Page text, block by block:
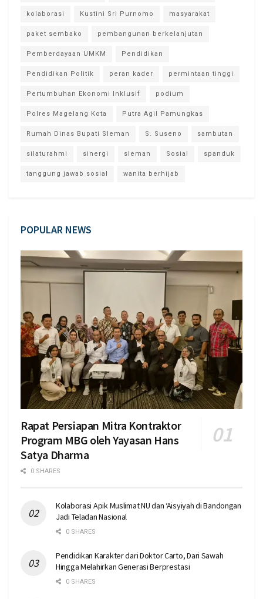
kolaborasi Kustini Sri Purnomo masyarakat
paket sembako pembangunan berkelanjutan
Pemberdayaan UMKM Pendidikan
Pendidikan Politik peran kader permintaan tinggi
Pertumbuhan Ekonomi Inklusif podium
Polres Magelang Kota Putra Agil Pamungkas
Rumah Dinas Bupati Sleman S. Suseno sambutan
silaturahmi sinergi sleman Sosial spanduk
tanggung jawab sosial wanita berhijab
POPULAR NEWS
Rapat Persiapan Mitra Kontraktor
Program MBG oleh Yayasan Hans
Satya Dharma
0 SHARES
Kolaborasi Apik Muslimat NU dan ‘Aisyiyah di Bandongan
Jadi Teladan Nasional
0 SHARES
Pendidikan Karakter dari Doktor Carto, Dari Sawah
Hingga Melahirkan Generasi Berprestasi
0 SHARES